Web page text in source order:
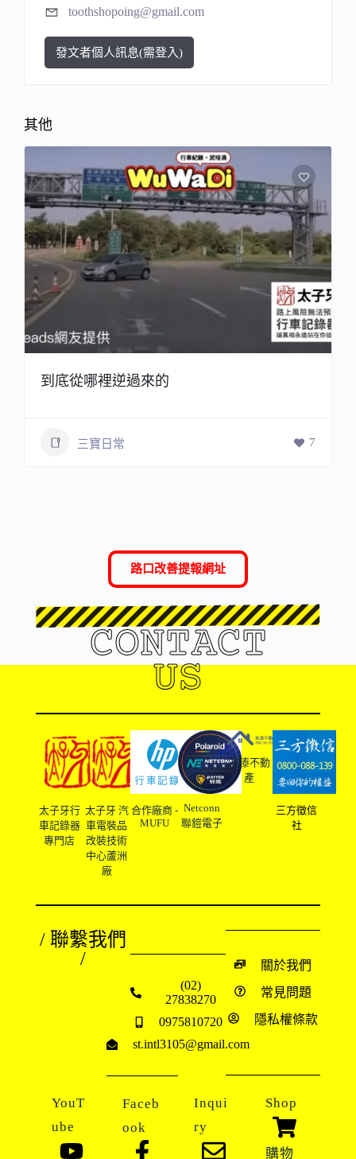
toothshopoing@gmail.com
發文者個人訊息(需登入)
其他
到底從哪裡逆過來的
三寶日常 7
路口改善提報網址
CONTACT
US
太子牙行
車記錄器
專門店
太子牙 汽
車電裝品
改裝技術
中心蘆洲
廠
合作廠商 -
MUFU
Netconn
聯鎧電子
友溙不動
產
三方徵信
社
/ 聯繫我們
/
(02)
27838270
0975810720
st.intl3105@gmail.com
關於我們
常見問題
隱私權條款
YouT
ube
Faceb
ook
Inqui
ry
Shop
購物